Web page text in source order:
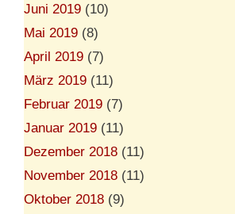
Juni 2019 (10)
Mai 2019 (8)
April 2019 (7)
März 2019 (11)
Februar 2019 (7)
Januar 2019 (11)
Dezember 2018 (11)
November 2018 (11)
Oktober 2018 (9)